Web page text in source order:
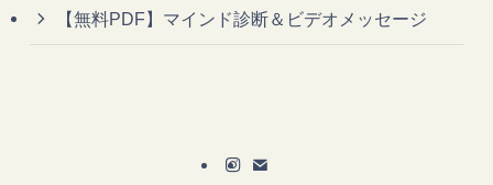
【無料PDF】マインド診断＆ビデオメッセージ